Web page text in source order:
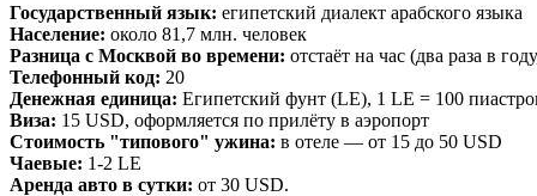
Государственный язык: египетский диалект арабского языка
Население: около 81,7 млн. человек
Разница с Москвой во времени: отстаёт на час (два раза в
Телефонный код: 20
Денежная единица: Египетский фунт (LE), 1 LE = 100
Виза: 15 USD, оформляется по прилёту в аэропорт
Стоимость "типового" ужина: в отеле — от 15 до 50 USD
Чаевые: 1-2 LE
Аренда авто в сутки: от 30 USD.